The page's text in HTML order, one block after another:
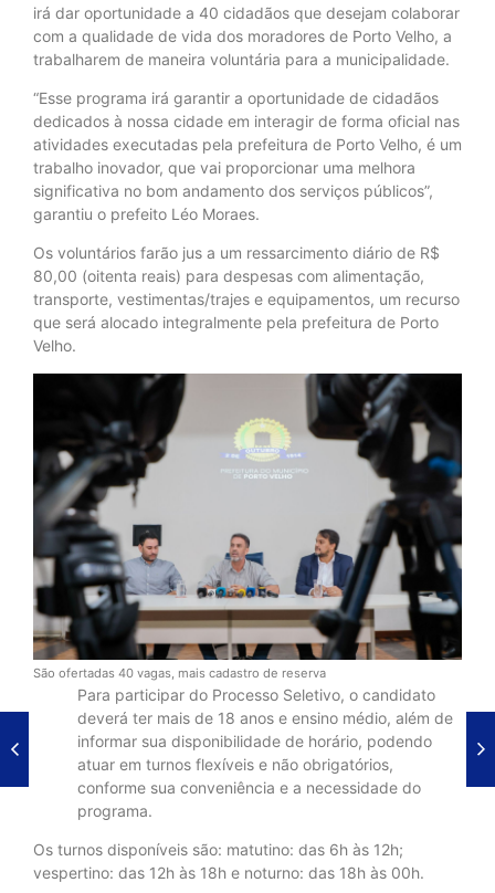
irá dar oportunidade a 40 cidadãos que desejam colaborar
com a qualidade de vida dos moradores de Porto Velho, a
trabalharem de maneira voluntária para a municipalidade.
“Esse programa irá garantir a oportunidade de cidadãos
dedicados à nossa cidade em interagir de forma oficial nas
atividades executadas pela prefeitura de Porto Velho, é um
trabalho inovador, que vai proporcionar uma melhora
significativa no bom andamento dos serviços públicos”,
garantiu o prefeito Léo Moraes.
Os voluntários farão jus a um ressarcimento diário de R$
80,00 (oitenta reais) para despesas com alimentação,
transporte, vestimentas/trajes e equipamentos, um recurso
que será alocado integralmente pela prefeitura de Porto
Velho.
São ofertadas 40 vagas, mais cadastro de reserva
Para participar do Processo Seletivo, o candidato
deverá ter mais de 18 anos e ensino médio, além de
informar sua disponibilidade de horário, podendo
atuar em turnos flexíveis e não obrigatórios,
conforme sua conveniência e a necessidade do
programa.
Os turnos disponíveis são: matutino: das 6h às 12h;
vespertino: das 12h às 18h e noturno: das 18h às 00h.